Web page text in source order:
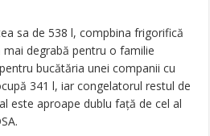
sa de 538 l, compbina frigorifică
degrabă pentru o familie
bucătăria unei companii cu
341 l, iar congelatorul restul de
este aproape dublu față de cel al